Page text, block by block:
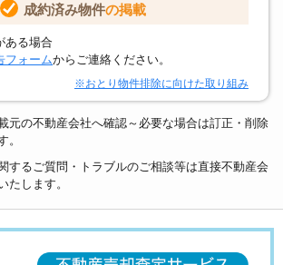
成約済み物件の掲載
ある場合
フォームからご連絡ください。
※おとり物件排除に向けた取り組み
元の不動産会社へ確認～必要な場合は訂正・削除
。
するご質問・トラブルのご相談等は直接不動産会
たします。